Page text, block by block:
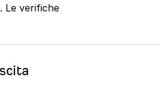
Le verifiche